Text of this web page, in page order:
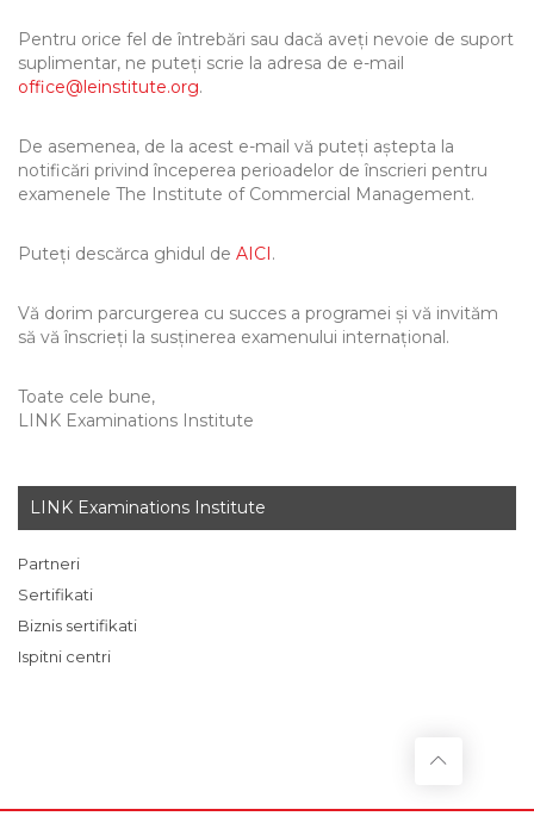
Pentru orice fel de întrebări sau dacă aveți nevoie de suport
suplimentar, ne puteți scrie la adresa de e-mail
office@leinstitute.org.
De asemenea, de la acest e-mail vă puteți aștepta la
notificări privind începerea perioadelor de înscrieri pentru
examenele The Institute of Commercial Management.
Puteți descărca ghidul de AICI.
Vă dorim parcurgerea cu succes a programei și vă invităm
să vă înscrieți la susținerea examenului internațional.
Toate cele bune,
LINK Examinations Institute
LINK Examinations Institute
Partneri
Sertifikati
Biznis sertifikati
Ispitni centri